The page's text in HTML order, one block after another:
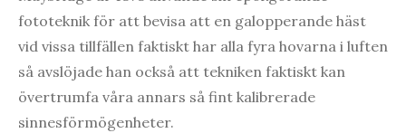
fototeknik för att bevisa att en galopperande häst
vid vissa tillfällen faktiskt har alla fyra hovarna i luften
så avslöjade han också att tekniken faktiskt kan
övertrumfa våra annars så fint kalibrerade
sinnesförmögenheter.